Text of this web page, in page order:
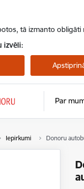
tā izmanto
izvēli:
Par
Iepirkumi Donoru